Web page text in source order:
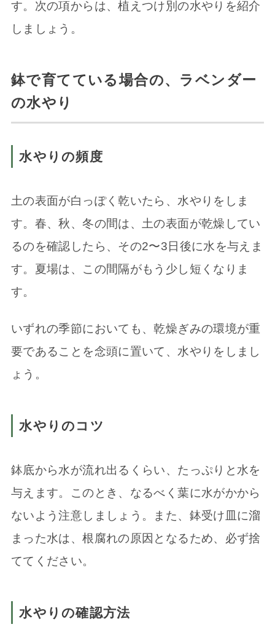
す。次の項からは、植えつけ別の水やりを紹介
しましょう。
鉢で育てている場合の、ラベンダー
の水やり
水やりの頻度
土の表面が白っぽく乾いたら、水やりをしま
す。春、秋、冬の間は、土の表面が乾燥してい
るのを確認したら、その2〜3日後に水を与えま
す。夏場は、この間隔がもう少し短くなりま
す。
いずれの季節においても、乾燥ぎみの環境が重
要であることを念頭に置いて、水やりをしまし
ょう。
水やりのコツ
鉢底から水が流れ出るくらい、たっぷりと水を
与えます。このとき、なるべく葉に水がかから
ないよう注意しましょう。また、鉢受け皿に溜
まった水は、根腐れの原因となるため、必ず捨
ててください。
水やりの確認方法